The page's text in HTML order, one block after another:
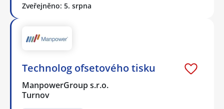
Zveřejněno: 5. srpna
Technolog ofsetového tisku
ManpowerGroup s.r.o.
Turnov